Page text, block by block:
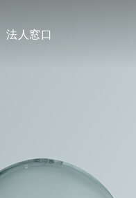
法人窓口